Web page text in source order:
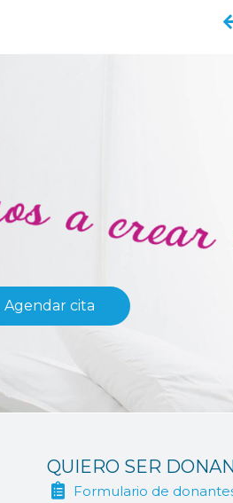
Agendar cita
QUIERO SER
Formulario de